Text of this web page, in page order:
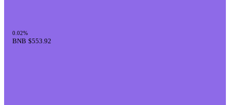
0.02%
BNB $553.92